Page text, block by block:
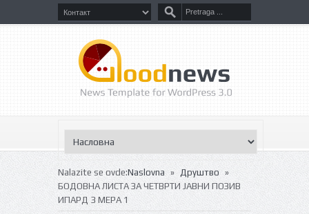
Nalazite se ovde:Naslovna » Друштво »
БОДОВНА ЛИСТА ЗА ЧЕТВРТИ ЈАВНИ ПОЗИВ
ИПАРД 3 МЕРА 1